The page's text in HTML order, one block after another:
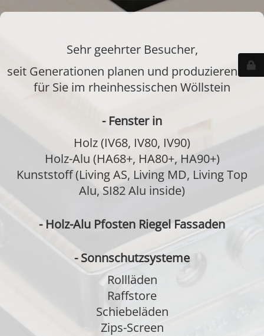
Sehr geehrter Besucher,
seit Generationen planen und produzieren wir
für Sie im rheinhessischen Wöllstein
- Fenster in
Holz (IV68, IV80, IV90)
Holz-Alu (HA68+, HA80+, HA90+)
Kunststoff (Living AS, Living MD, Living Top
Alu, SI82 Alu inside)
- Holz-Alu Pfosten Riegel Fassaden
- Sonnschutzsysteme
Rollläden
Raffstore
Schiebeläden
Zips-Screen